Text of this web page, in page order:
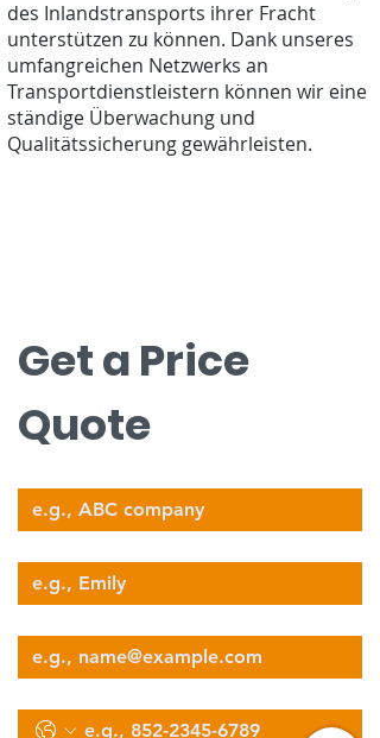
des Inlandstransports ihrer Fracht
unterstützen zu können. Dank unseres
umfangreichen Netzwerks an
Transportdienstleistern können wir eine
ständige Überwachung und
Qualitätssicherung gewährleisten.
Get a Price
Quote